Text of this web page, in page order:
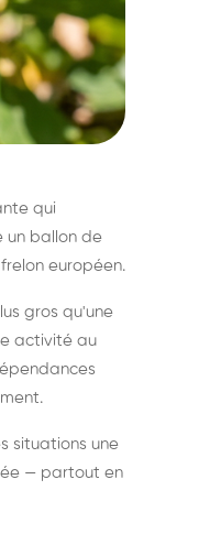
qui
un ballon de
européen.
gros qu'une
activité au
situations une
— partout en